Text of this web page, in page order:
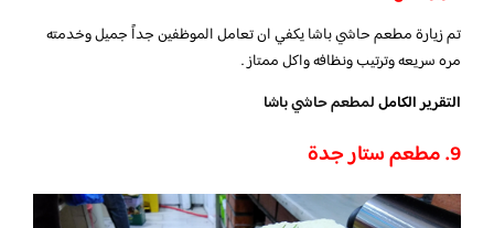
تم زيارة مطعم حاشي باشا يكفي ان تعامل الموظفين جداً جميل وخدمته
مره سريعه وترتيب ونظافه واكل ممتاز .
التقرير الكامللمطعم حاشي باشا
9. مطعم ستار جدة